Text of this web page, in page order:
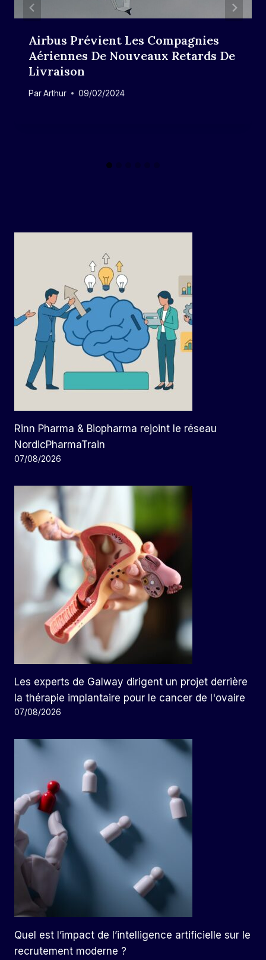
Airbus Prévient Les Compagnies
Aériennes De Nouveaux Retards De
Livraison
ParArthur 09/02/2024
Rinn Pharma & Biopharma rejoint le réseau
NordicPharmaTrain
07/08/2026
Les experts de Galway dirigent un projet derrière
la thérapie implantaire pour le cancer de l'ovaire
07/08/2026
Quel est l’impact de l’intelligence artificielle sur le
recrutement moderne ?